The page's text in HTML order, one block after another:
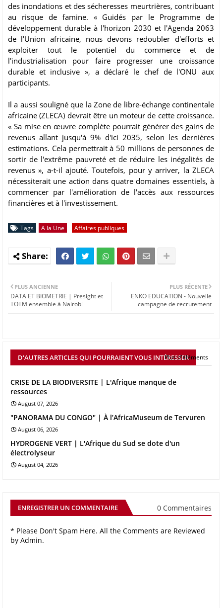
des inondations et des sécheresses meurtrières, contribuant
au risque de famine. « Guidés par le Programme de
développement durable à l'horizon 2030 et l'Agenda 2063
de l'Union africaine, nous devons redoubler d'efforts et
exploiter tout le potentiel du commerce et de
l'industrialisation pour faire progresser une croissance
durable et inclusive », a déclaré le chef de l'ONU aux
participants.
Il a aussi souligné que la Zone de libre-échange continentale
africaine (ZLECA) devrait être un moteur de cette croissance.
« Sa mise en œuvre complète pourrait générer des gains de
revenus allant jusqu'à 9% d'ici 2035, selon les dernières
estimations. Cela permettrait à 50 millions de personnes de
sortir de l'extrême pauvreté et de réduire les inégalités de
revenus », a-t-il ajouté. Toutefois, pour y arriver, la ZLECA
nécessiterait une action dans quatre domaines essentiels, à
commencer par l'amélioration de l'accès aux ressources
financières et à l'investissement.
Tags A la Une Affaires publiques
PLUS RÉCENTE
ENKO EDUCATION - Nouvelle
campagne de recrutement
PLUS ANCIENNE
DATA ET BIOMETRIE | Presight et
TOTM ensemble à Nairobi
D'AUTRES ARTICLES QUI POURRAIENT VOUS INTÉRESSER
Plus d'éléments
CRISE DE LA BIODIVERSITE | L'Afrique manque de
ressources
August 07, 2026
"PANORAMA DU CONGO" | À l’AfricaMuseum de Tervuren
August 06, 2026
HYDROGENE VERT | L'Afrique du Sud se dote d'un
électrolyseur
August 04, 2026
ENREGISTRER UN COMMENTAIRE 0 Commentaires
* Please Don't Spam Here. All the Comments are Reviewed
by Admin.